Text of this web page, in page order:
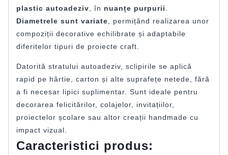
plastic autoadeziv , în nuanțe purpurii
Diametrele sunt variate , permițând realizarea unor
compoziții decorative echilibrate și adaptabile
diferitelor tipuri de proiecte craft.
Datorită stratului autoadeziv, sclipirile se aplică
rapid pe hârtie, carton și alte suprafețe netede, fără
a fi necesar lipici suplimentar. Sunt ideale pentru
decorarea felicitărilor, colajelor, invitațiilor,
proiectelor școlare sau altor creații handmade cu
impact vizual.
Caracteristici produs: